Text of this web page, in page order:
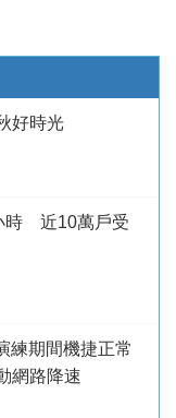
好時光
時 近10萬戶受
期間機捷正常
網路降速